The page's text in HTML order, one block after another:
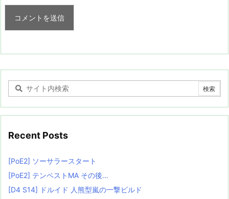
Recent Posts
[PoE2] ソーサラースタート
[PoE2] テンペストMA その後…
[D4 S14] ドルイド 人熊型嵐の一撃ビルド